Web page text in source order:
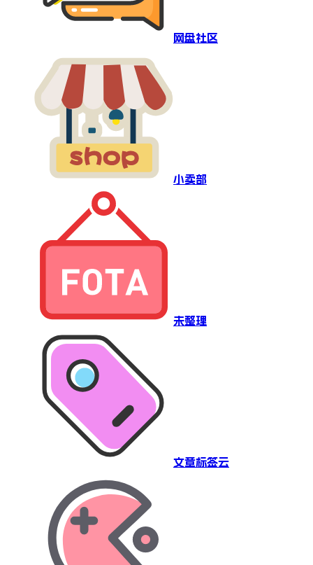
网盘社区
小卖部
未整理
文章标签云